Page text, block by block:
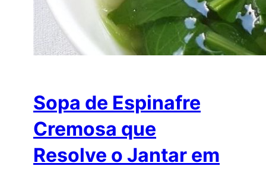
Sopa de Espinafre
Cremosa que
Resolve o Jantar em